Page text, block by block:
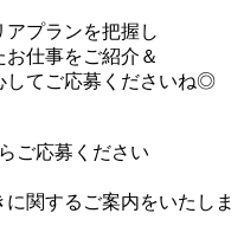
プランを把握し
仕事をご紹介＆
してご応募くださいね◎
ご応募ください
関するご案内をいたしま